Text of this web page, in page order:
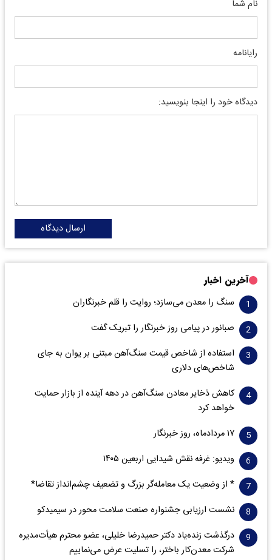
نام شما
رایانامه
دیدگاه خود را اینجا بنویسید:
ارسال دیدگاه
آخرین اخبار
سنگ را معدن می‌سازد؛ روایت را قلم خبرنگاران
صبانور در پیامی روز خبرنگار را تبریک گفت
استفاده از شاخص قیمت سنگ‌آهن مبتنی بر یوان به جای
شاخص‌های دلاری
کاهش ذخایر معادن سنگ‌آهن در دهه آینده از بازار حمایت
خواهد کرد
۱۷ مردادماه، روز خبرنگار
ویدیو: غرفه نقش شیدایی اربعین ۱۴۰۵
* از وضعیت یک معامله‌گر بزرگ و تضعیف چشم‌انداز تقاضا*
نشست ارزیابی جشنواره صنعت سلامت‌ محور در سیمیدکو
درگذشت زنده‌یاد دکتر حمیدرضا خلیلی، عضو محترم هیأت‌مدیره
شرکت معدن‌کار باختر، را تسلیت عرض می‌نماییم